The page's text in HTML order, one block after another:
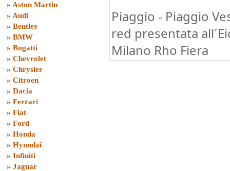
» Aston Martin
» Audi
» Bentley
» BMW
» Bugatti
» Chevrolet
» Chrysler
» Citroen
» Dacia
» Ferrari
» Fiat
» Ford
» Honda
» Hyundai
» Infiniti
» Jaguar
Piaggio - Piaggio
red presentata
Milano Rho Fiera